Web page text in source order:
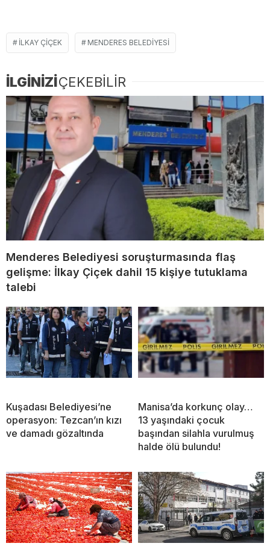
ILKAY ÇIÇEK MENDERES BELEDIYESI
İLGİNİZİÇEKEBİLİR
Menderes Belediyesi soruşturmasında flaş
gelişme: İlkay Çiçek dahil 15 kişiye tutuklama
talebi
Kuşadası Belediyesi’ne
operasyon: Tezcan’ın kızı
ve damadı gözaltında
Manisa’da korkunç olay…
13 yaşındaki çocuk
başından silahla vurulmuş
halde ölü bulundu!